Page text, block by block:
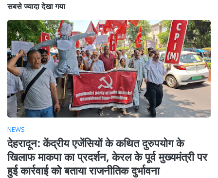
सबसे ज्यादा देखा गया
NEWS
देहरादून: केंद्रीय एजेंसियों के कथित दुरुपयोग के
खिलाफ माकपा का प्रदर्शन, केरल के पूर्व मुख्यमंत्री पर
हुई कार्रवाई को बताया राजनीतिक दुर्भावना